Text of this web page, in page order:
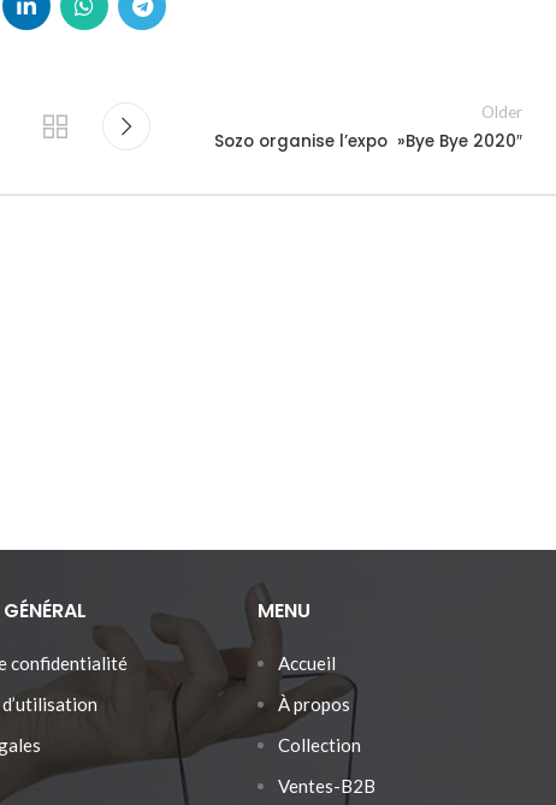
Older
Sozo organise l’expo »Bye Bye 2020″
confidentialité
MENU
Accueil
À propos
Collection
Ventes-B2B